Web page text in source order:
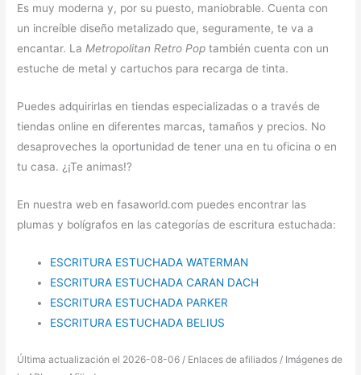
Es muy moderna y, por su puesto, maniobrable. Cuenta con
un increíble diseño metalizado que, seguramente, te va a
encantar. La Metropolitan Retro Poptambién cuenta con un
estuche de metal y cartuchos para recarga de tinta.
Puedes adquirirlas en tiendas especializadas o a través de
tiendas online en diferentes marcas, tamaños y precios. No
desaproveches la oportunidad de tener una en tu oficina o en
tu casa. ¿¡Te animas!?
En nuestra web en fasaworld.com puedes encontrar las
plumas y bolígrafos en las categorías de escritura estuchada:
ESCRITURA ESTUCHADA WATERMAN
ESCRITURA ESTUCHADA CARAN DACH
ESCRITURA ESTUCHADA PARKER
ESCRITURA ESTUCHADA BELIUS
Última actualización el 2026-08-06 / Enlaces de afiliados / Imágenes de